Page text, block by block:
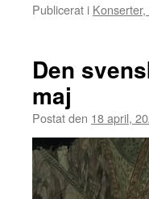
Publicerat i
Den
maj
Postat den 18 april,